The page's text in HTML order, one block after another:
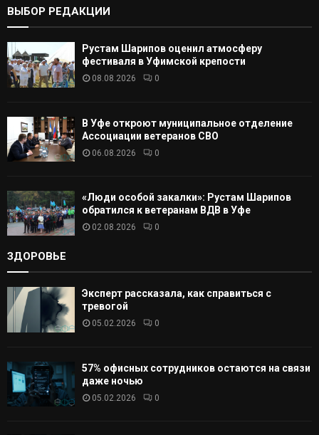
А
ВЫБОР РЕДАКЦИИ
Рустам Шарипов оценил атмосферу
фестиваля в Уфимской крепости
08.08.2026 0
В Уфе откроют муниципальное отделение
Ассоциации ветеранов СВО
06.08.2026 0
«Люди особой закалки»: Рустам Шарипов
обратился к ветеранам ВДВ в Уфе
02.08.2026 0
ЗДОРОВЬЕ
Эксперт рассказала, как справиться с
тревогой
05.02.2026 0
57% офисных сотрудников остаются на связи
даже ночью
05.02.2026 0